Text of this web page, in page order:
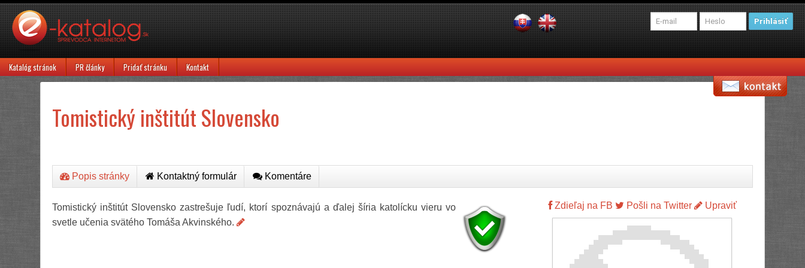
Prihlásiť
Katalóg stránok PR články Pridať stránku Kontakt
Tomistický inštitút Slovensko
Popis stránky Kontaktný formulár Komentáre
Tomistický inštitút Slovensko zastrešuje ľudí, ktorí spoznávajú a ďalej šíria katolícku vieru vo
svetle učenia svätého Tomáša Akvinského.
Zdieľaj na FB Pošli na Twitter Upraviť